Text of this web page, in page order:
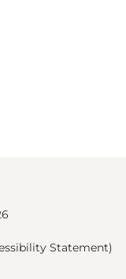
Statement)